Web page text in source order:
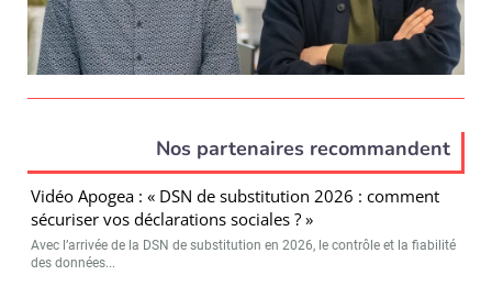
Nos partenaires recommandent
Vidéo Apogea : « DSN de substitution 2026 : comment
sécuriser vos déclarations sociales ? »
Avec l’arrivée de la DSN de substitution en 2026, le contrôle et la fiabilité
des données...